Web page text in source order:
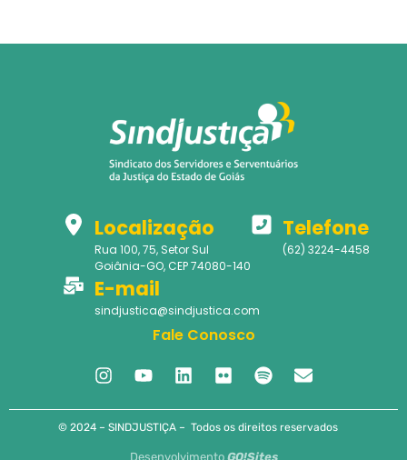
Localização
Rua 100, 75, Setor Sul
Goiânia-GO, CEP 74080-140
Telefone
(62) 3224-4458
E-mail
sindjustica@sindjustica.com
Fale Conosco
© 2024 – SINDJUSTIÇA – Todos os direitos reservados
Desenvolvimento GO!Sites